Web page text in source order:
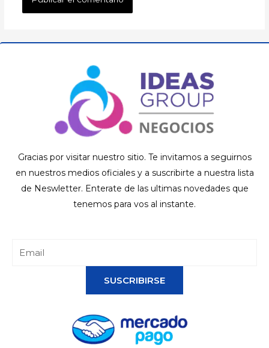
Gracias por visitar nuestro sitio. Te invitamos a seguirnos
en nuestros medios oficiales y a suscribirte a nuestra lista
de Neswletter. Enterate de las ultimas novedades que
tenemos para vos al instante.
SUSCRIBIRSE